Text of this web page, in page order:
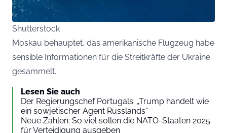
Shutterstock
Moskau behauptet, das amerikanische Flugzeug habe
sensible Informationen für die Streitkräfte der Ukraine
gesammelt.
Lesen Sie auch
Der Regierungschef Portugals: „Trump handelt wie
ein sowjetischer Agent Russlands“
Neue Zahlen: So viel sollen die NATO-Staaten 2025
für Verteidigung ausgeben